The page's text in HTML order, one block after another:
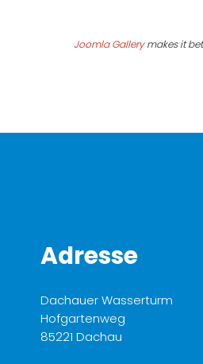
Joomla Gallerymakes it
Adresse
Dachauer Wasserturm
Hofgartenweg
85221 Dachau